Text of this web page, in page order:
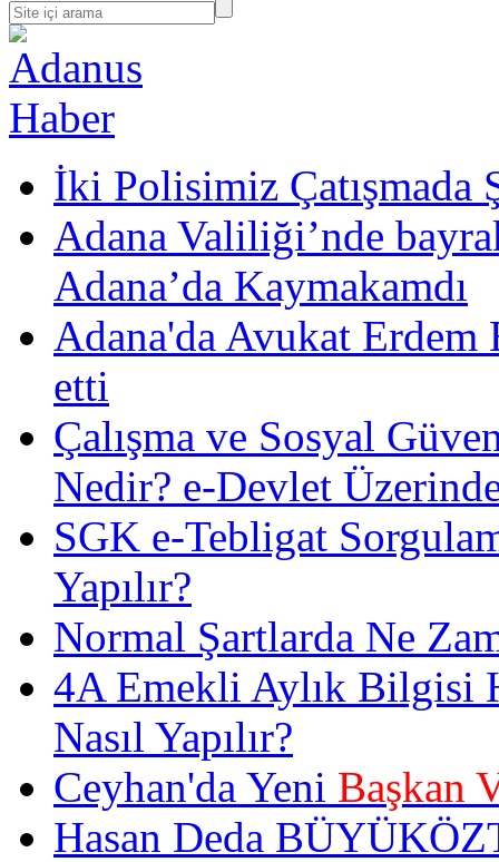
İki Polisimiz Çatışmada
Adana Valiliği’nde
Adana’da Kaymakamdı
Adana'da Avukat Erdem
etti
Çalışma ve Sosyal
Nedir? e-Devlet
SGK e-Tebligat
Yapılır?
Normal Şartlarda Ne
4A Emekli Aylık Bilgisi
Nasıl Yapılır?
Ceyhan'da Yeni Başkan
Hasan Deda